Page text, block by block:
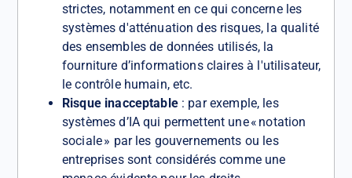
strictes, notamment en ce qui concerne les
systèmes d'atténuation des risques, la qualité
des ensembles de données utilisés, la
fourniture d’informations claires à l'utilisateur,
le contrôle humain, etc.
Risque inacceptable: par exemple, les
systèmes d’IA qui permettent une « notation
sociale » par les gouvernements ou les
entreprises sont considérés comme une